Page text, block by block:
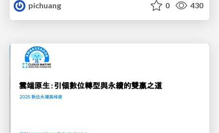
pichuang
0 430